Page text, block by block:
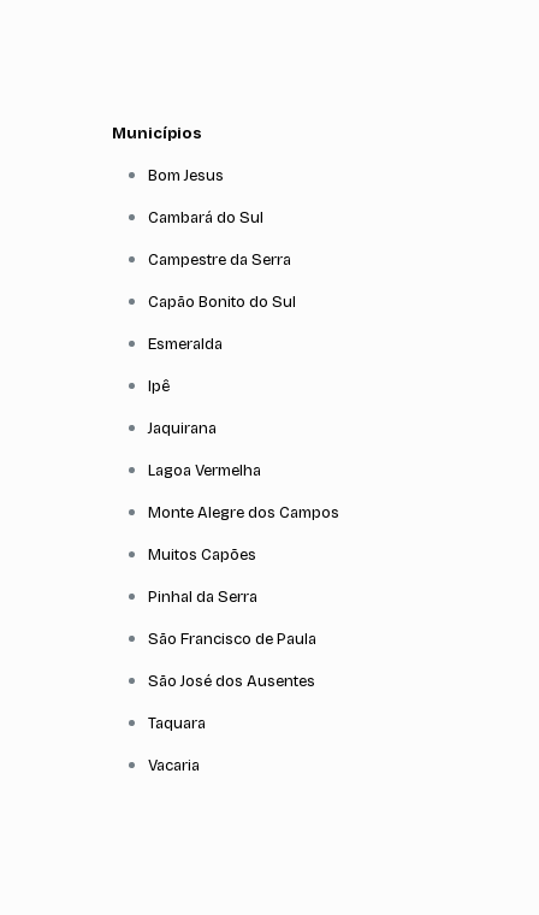
Municípios
Bom Jesus
Cambará do Sul
Campestre da Serra
Capão Bonito do Sul
Esmeralda
Ipê
Jaquirana
Lagoa Vermelha
Monte Alegre dos Campos
Muitos Capões
Pinhal da Serra
São Francisco de Paula
São José dos Ausentes
Taquara
Vacaria